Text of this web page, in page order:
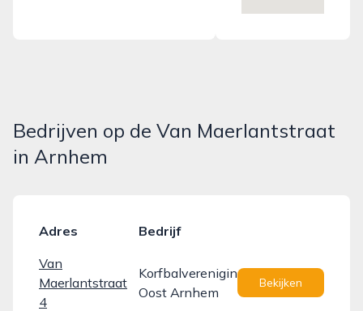
Bedrijven op de Van Maerlantstraat
in Arnhem
Adres
Bedrijf
Van
Maerlantstraat
4
Korfbalvereniging
Oost Arnhem
Bekijken